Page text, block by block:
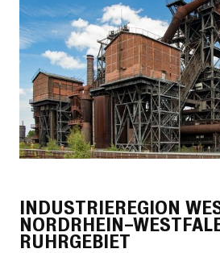
INDUSTRIEREGION
NORDRHEIN-
RUHRGEBIET